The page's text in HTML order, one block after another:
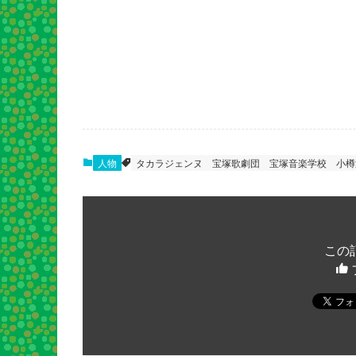
人物 タカラジェンヌ 宝塚歌劇団 宝塚音楽学校 小
この